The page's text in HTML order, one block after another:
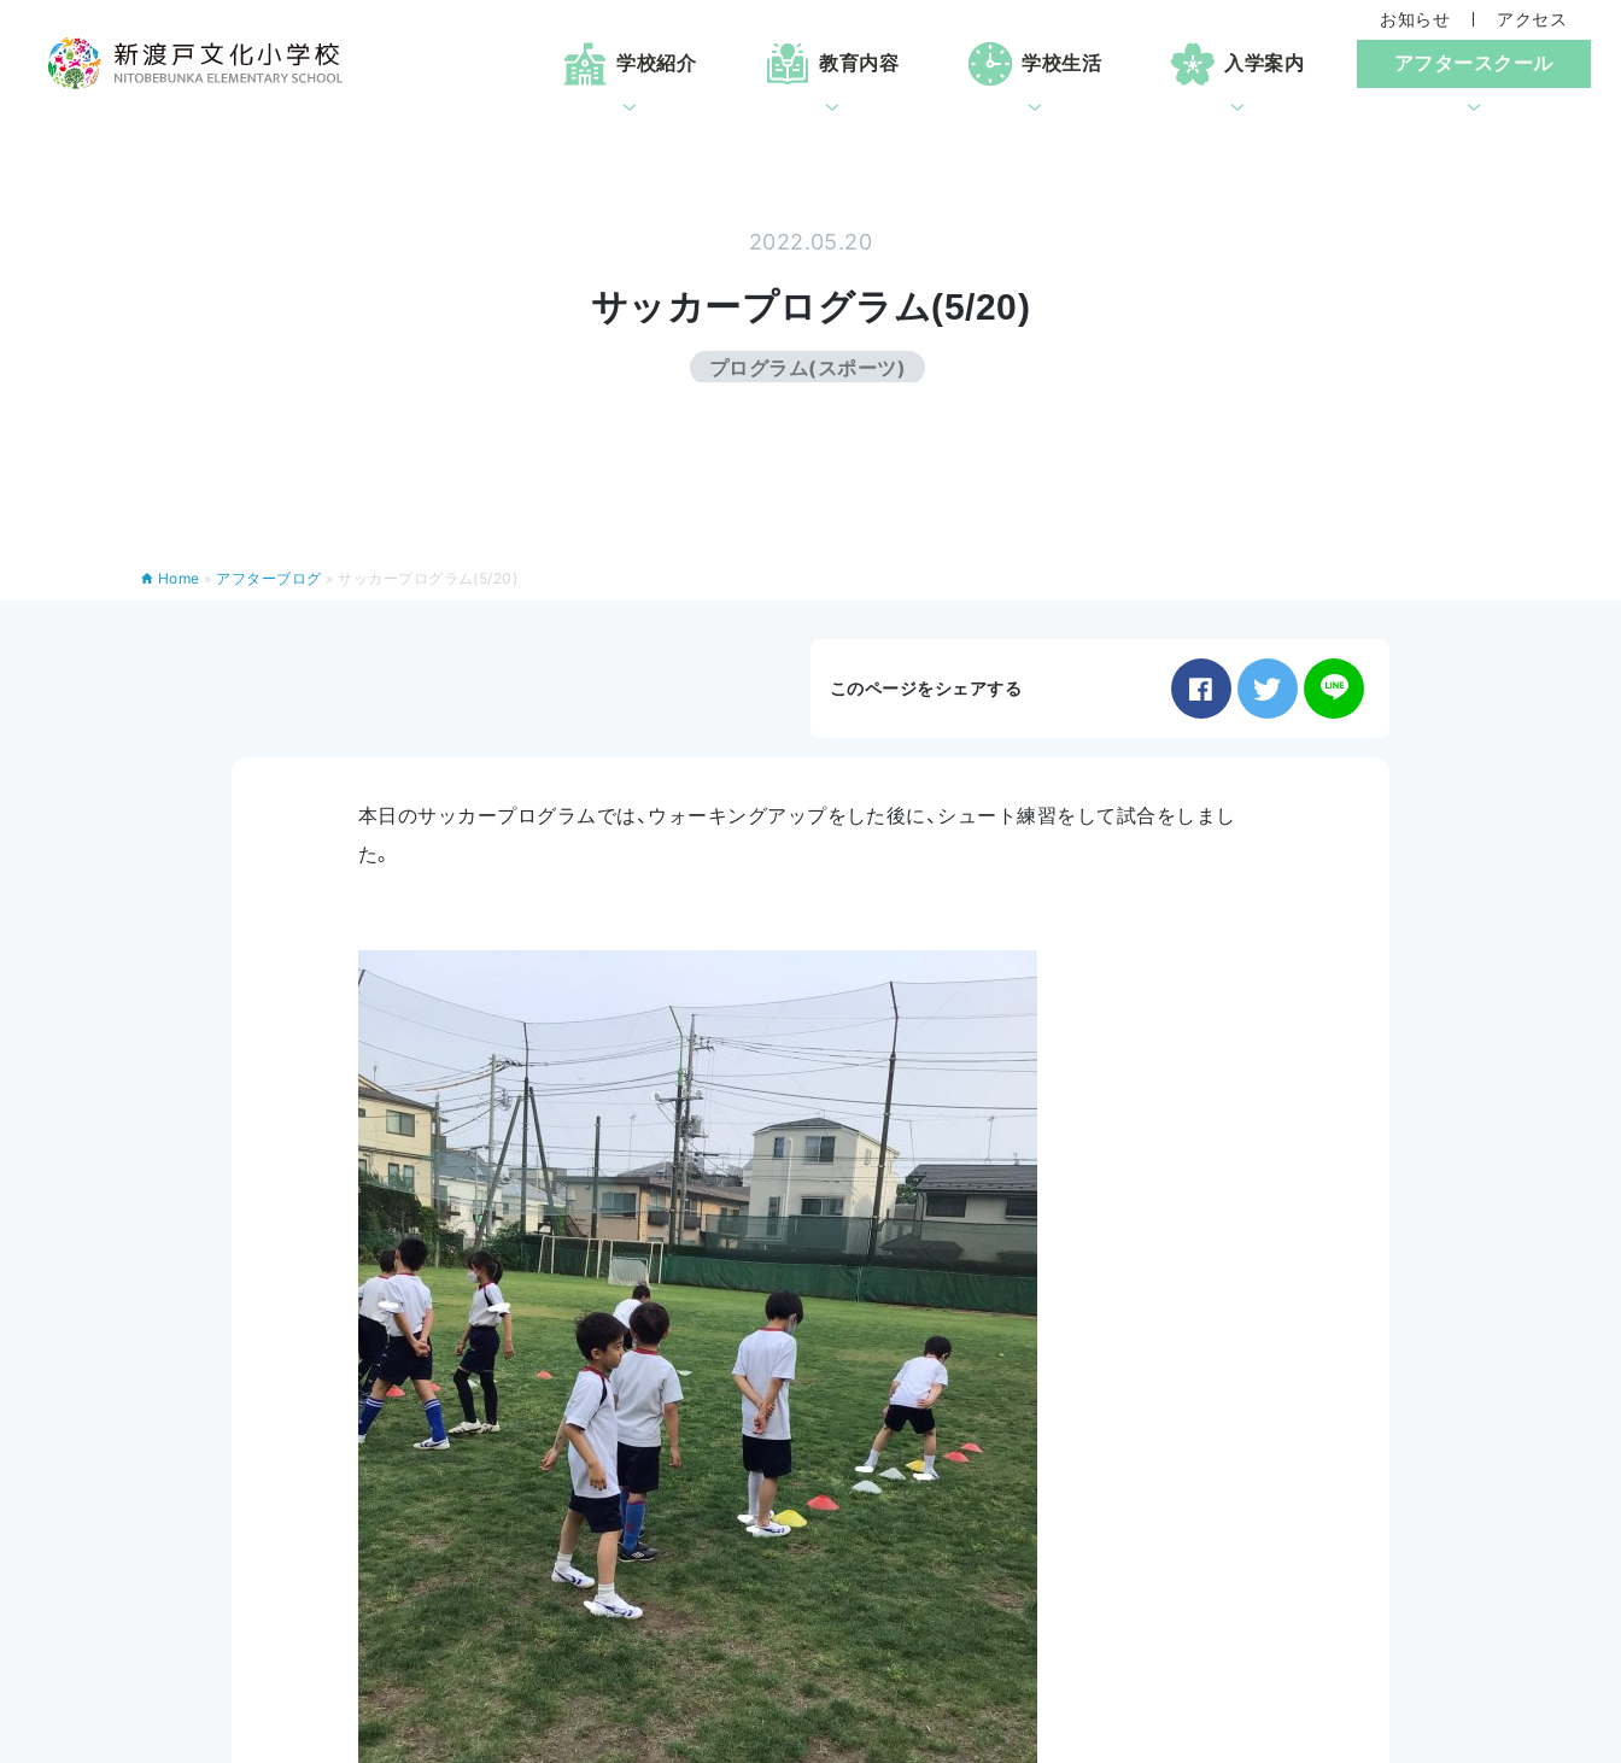
学校紹介 教育内容 学校生活 入学案内 アフタースクール
お知らせ アクセス
2022.05.20
サッカープログラム(5/20)
プログラム(スポーツ)
Home » アフターブログ » サッカープログラム(5/20)
このページをシェアする
本日のサッカープログラムでは、ウォーキングアップをした後に、シュート練習をして試合をしまし
た。